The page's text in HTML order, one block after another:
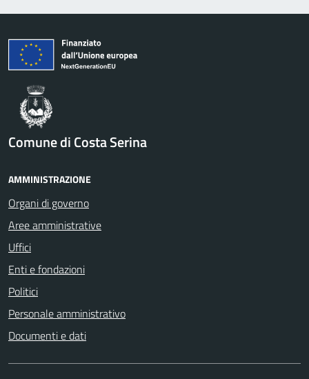
Comune di Costa Serina
AMMINISTRAZIONE
Organi di governo
Aree amministrative
Uffici
Enti e fondazioni
Politici
Personale amministrativo
Documenti e dati